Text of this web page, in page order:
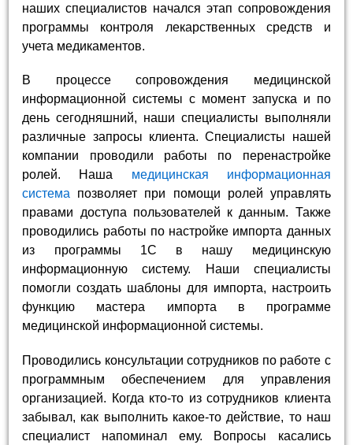
наших специалистов начался этап сопровождения
программы контроля лекарственных средств и
учета медикаментов.
В процессе сопровождения медицинской
информационной системы с момент запуска и по
день сегодняшний, наши специалисты выполняли
различные запросы клиента. Специалисты нашей
компании проводили работы по перенастройке
ролей. Наша медицинская информационная
система позволяет при помощи ролей управлять
правами доступа пользователей к данным. Также
проводились работы по настройке импорта данных
из программы 1C в нашу медицинскую
информационную систему. Наши специалисты
помогли создать шаблоны для импорта, настроить
функцию мастера импорта в программе
медицинской информационной системы.
Проводились консультации сотрудников по работе с
программным обеспечением для управления
организацией. Когда кто-то из сотрудников клиента
забывал, как выполнить какое-то действие, то наш
специалист напоминал ему. Вопросы касались